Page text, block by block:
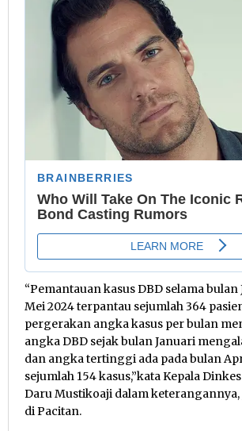
“Pemantauan kasus DBD selama
Mei 2024 terpantau sejumlah 364
pergerakan angka kasus per bulan
angka DBD sejak bulan Januari
dan angka tertinggi ada pada bulan
sejumlah 154 kasus,”kata Kepala
Daru Mustikoaji dalam keterangannya,
di Pacitan.